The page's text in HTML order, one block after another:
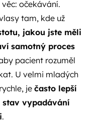
očekávání.
tam, kde už
jakou jste měli
samotný proces
pacient rozuměl
U velmi mladých
ječasto lepší
vypadávání
.